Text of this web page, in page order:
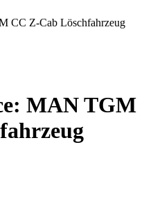
CC Z-Cab Löschfahrzeug
MAN TGM